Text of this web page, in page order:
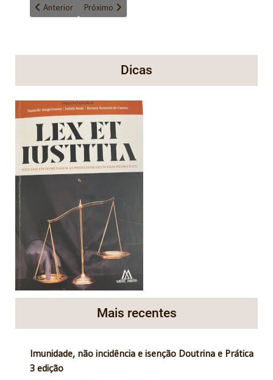
Artigo anterior: Título: Estudos de Dir. Processual e Tributário
Anterior Próximo artigo: Título: Aspectos tributários da Lei
Próximo
Dicas
Mais recentes
Imunidade, não incidência e isenção Doutrina e Prática
3 edição